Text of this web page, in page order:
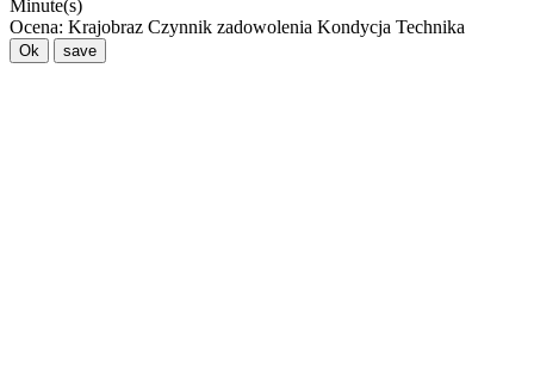
Minute(s)
Ocena: Krajobraz Czynnik zadowolenia Kondycja Technika
Ok save